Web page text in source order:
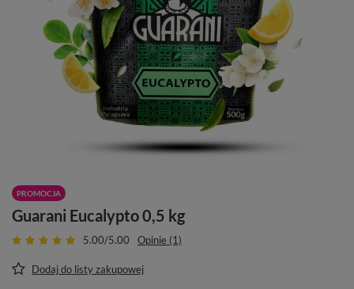
PROMOCJA
Guarani Eucalypto 0,5 kg
5.00/5.00 Opinie (1)
Dodaj do listy zakupowej